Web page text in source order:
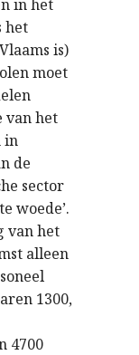
in het
het
is)
moet
van het
in
de
sector
woede’.
van het
alleen
1300,
4700